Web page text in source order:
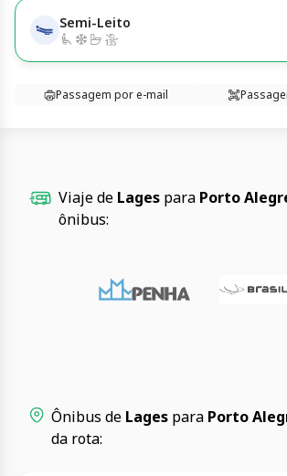
Semi-Leito
Passagem por e-mail
Viaje de Lagespara Porto
ônibus:
Ônibus de Lagespara Porto
da rota: